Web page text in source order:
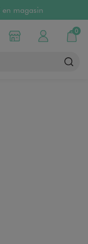
en magasin
Choisir mon magasin
Mon compte
0
Mon